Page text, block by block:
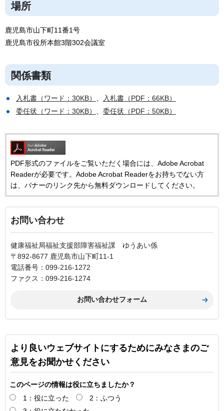
場所
鹿児島市山下町11番1号
鹿児島市役所本館3階302会議室
関係書類
入札書（ワード：30KB） 、
入札書（PDF：66KB）
委任状（ワード：30KB） 、 委任状（PDF：50KB）
PDF形式のファイルをご覧いただく場合には、Adobe Acrobat
Readerが必要です。Adobe Acrobat Readerをお持ちでない方
は、バナーのリンク先から無料ダウンロードしてください。
お問い合わせ
健康福祉局福祉支援部障害福祉課 ゆうあい係
〒892-8677 鹿児島市山下町11-1
電話番号：099-216-1272
ファクス：099-216-1274
より良いウェブサイトにするためにみなさまのご
意見をお聞かせください
このページの情報は役に立ちましたか？
1：役に立った
2：ふつう